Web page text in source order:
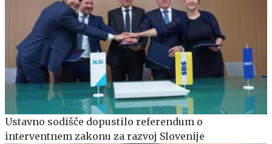
Ustavno sodišče dopustilo referendum o
interventnem zakonu za razvoj Slovenije